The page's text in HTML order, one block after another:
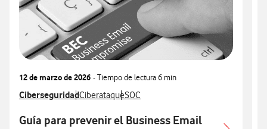
12 de marzo de 2026 - Tiempo de lectura 6 min
Ver más articulos relacionados con
CiberseguridadVer más artículos con
CiberataqueVer más artículos con
SOC
Guía para prevenir el Business Email